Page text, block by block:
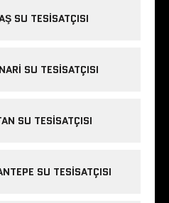
SU TESISATÇISI
SU TESISATÇISI
SU TESISATÇISI
SU TESISATÇISI